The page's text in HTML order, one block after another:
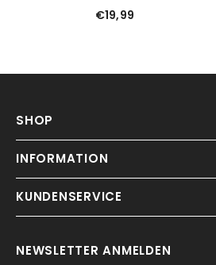
Partykleid Festliches Kleid
€19,99
SHOP
INFORMATION
KUNDENSERVICE
NEWSLETTER ANMELDEN